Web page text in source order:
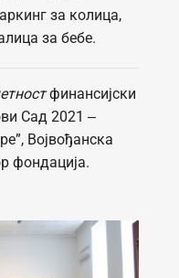
за колица,
за бебе.
финансијски
Сад 2021 ‒
Војвођанска
фондација.